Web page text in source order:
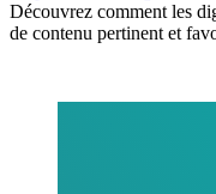
Découvrez comment les
de contenu pertinent et